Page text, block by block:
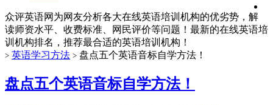
众评英语网为网友分析各大在线英语培训机构的优劣势，解
读师资水平、收费标准、网民评价等问题！最新的在线英语培
训机构排名，推荐最合适的英语培训机构！
> 英语学习方法 > 盘点五个英语音标自学方法！
盘点五个英语音标自学方法！